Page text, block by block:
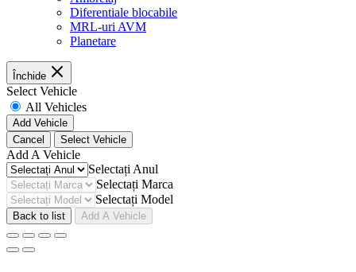
Diferentiale blocabile
MRL-uri AVM
Planetare
Închide
Select Vehicle
All Vehicles
Add Vehicle
Cancel
Select Vehicle
Add A Vehicle
Selectați Anul
Selectați Marca
Selectați Model
Back to list Add A Vehicle